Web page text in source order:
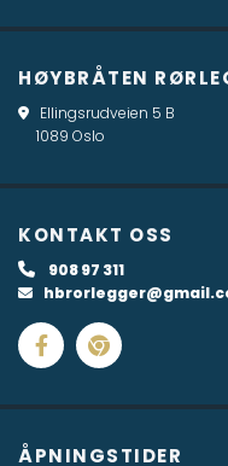
HØYBRÅTEN

Ellingsrudveien 5 B
1089 Oslo
KONTAKT OSS
 908 97 311

ÅPNINGSTIDER